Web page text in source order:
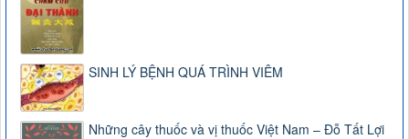
SINH LÝ BỆNH QUÁ TRÌNH VIÊM
Những cây thuốc và vị thuốc Việt Nam – Đỗ Tất Lợi